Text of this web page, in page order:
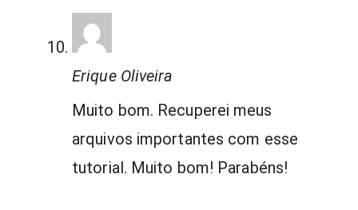
Erique Oliveira
Muito bom. Recuperei meus
arquivos importantes com esse
tutorial. Muito bom! Parabéns!